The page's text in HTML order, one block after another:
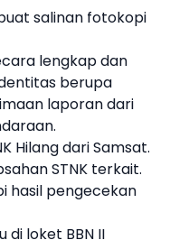
salinan fotokopi
lengkap dan
berupa
laporan dari
Hilang dari Samsat.
STNK terkait.
hasil pengecekan
di loket BBN II